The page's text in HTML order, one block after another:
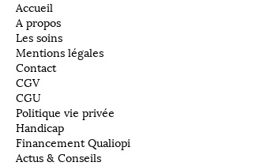
Accueil
A propos
Les soins
Mentions légales
Contact
CGV
CGU
Politique vie privée
Handicap
Financement Qualiopi
Actus & Conseils